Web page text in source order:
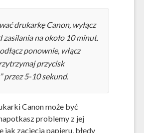
drukarkę Canon, wyłącz
zasilania na około 10 minut.
ponownie, włącz
przycisk
przez 5-10 sekund.
Canon może być
problemy z jej
jak zacięcia papieru, błędy